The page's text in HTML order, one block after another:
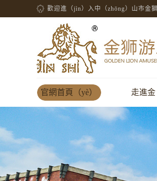
歡迎進（jìn）入中（zhōng）山市金
官網首頁（yè） 走進